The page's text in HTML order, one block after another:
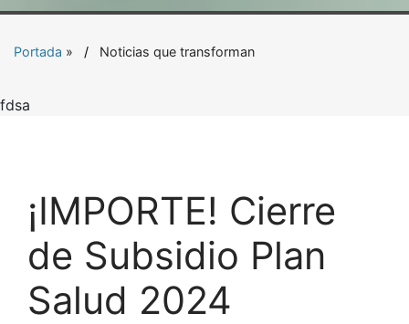
Portada » Noticias que transforman
fdsa
¡IMPORTE! Cierre
de Subsidio Plan
Salud 2024